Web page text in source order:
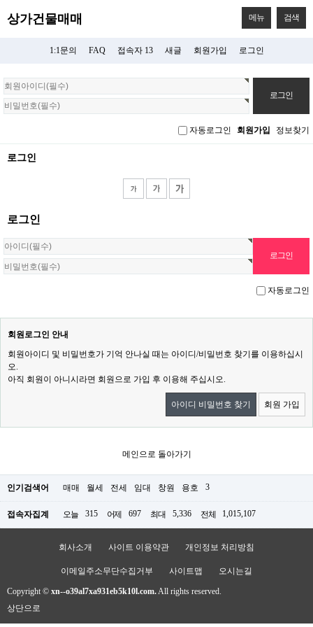
상가건물매매 메뉴 검색
1:1문의 FAQ 접속자 13 새글 회원가입 로그인
회
원
로
자동로그인 회원가입 정보찾기
로그인
로그인
자동로그인
회원로그인 안내
회원아이디 및 비밀번호가 기억 안나실 때는 아이디/비밀번호 찾기를 이용하십시
오.
아직 회원이 아니시라면 회원으로 가입 후 이용해 주십시오.
아이디 비밀번호 찾기 회원 가입
메인으로 돌아가기
인기검색어 매매 월세 전세 임대 창원 용호 3
접속자집계 오늘 315 어제 697 최대 5,336 전체 1,015,107
회사소개 사이트 이용약관 개인정보 처리방침
이메일주소무단수집거부 사이트맵 오시는길
Copyright © xn--o39al7xa931eb5k10l.com.All rights reserved.
상단으로